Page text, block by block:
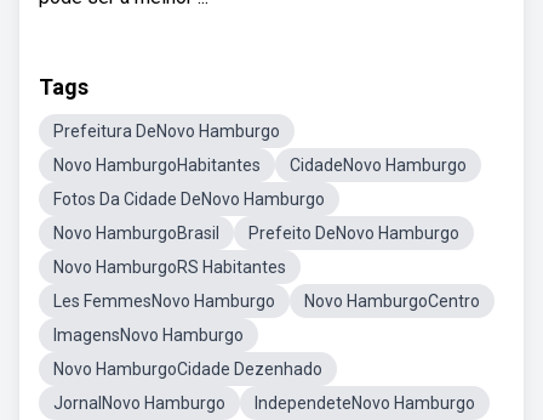
Tags
Prefeitura DeNovo Hamburgo
Novo HamburgoHabitantes
CidadeNovo Hamburgo
Fotos Da Cidade DeNovo Hamburgo
Novo HamburgoBrasil
Prefeito DeNovo Hamburgo
Novo HamburgoRS Habitantes
Les FemmesNovo Hamburgo
Novo HamburgoCentro
ImagensNovo Hamburgo
Novo HamburgoCidade Dezenhado
JornalNovo Hamburgo
IndependeteNovo Hamburgo